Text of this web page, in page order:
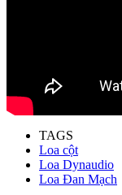
TAGS
Loa cột
Loa Dynaudio
Loa Đan Mạch